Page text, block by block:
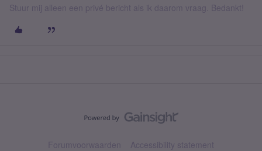
Stuur mij alleen een privé bericht als ik daarom vraag. Bedankt!
Forumvoorwaarden Accessibility statement